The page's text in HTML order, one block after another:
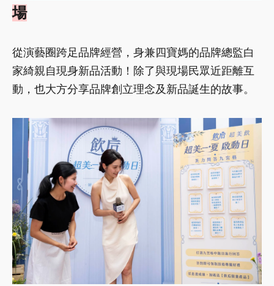
場
從演藝圈跨足品牌經營，身兼四寶媽的品牌總監白
家綺親自現身新品活動！除了與現場民眾近距離互
動，也大方分享品牌創立理念及新品誕生的故事。